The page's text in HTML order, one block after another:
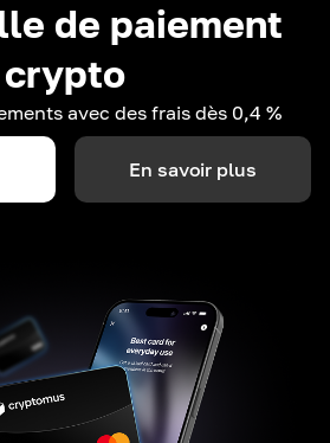
de paiement
crypto
avec des frais dès 0,4 %
En savoir plus